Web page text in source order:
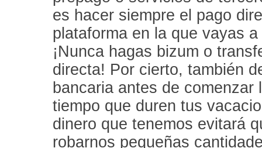
es hacer siempre el pago
plataforma en la que vayas
¡Nunca hagas bizum o
directa! Por cierto, también
bancaria antes de
tiempo que duren tus
dinero que tenemos evitará
robarnos pequeñas